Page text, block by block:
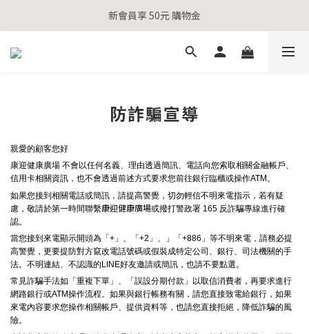
新會員享 50元 購物金
新會員享 50元 購物金
防詐騙宣導
親愛的顧客您好
康迎健康廣場 不會以任何名義、理由透過簡訊、電話向您索取相關金融帳戶、
信用卡相關資訊，也不會透過前述方式要求您前往銀行臨櫃或操作ATM。
如果您接到相關電話或簡訊，請提高警覺，切勿輕信不明來電指示，若有疑
慮，敬請於第一時間聯繫康迎健康廣場或撥打警政署 165 反詐騙專線進行確
認。
當您接到來電顯示開頭為「+」、「+2」、」「+886」等不明來電，請務必提
高警覺，更要提防對方竄改電話號碼或假裝成特定公司、銀行、司法機關的手
法。不明連結、不認識的LINE好友邀請或簡訊，也請不要點選。
常見詐騙手法如「重複下單」、「誤設分期付款」以取信消費者，再要求進行
網路銀行或ATM操作流程。如果與銀行帳務有關，請您直接致電給銀行，如果
來電內容要求您操作相關帳戶、提供資料等，也請您直接拒絕，降低詐騙的風
險。